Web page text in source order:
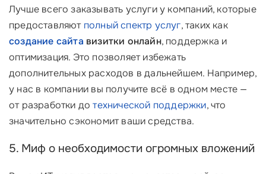
Лучше всего заказывать услуги у компаний, которые
предоставляют полный спектр услуг, таких как
создание сайта визитки онлайн, поддержка и
оптимизация. Это позволяет избежать
дополнительных расходов в дальнейшем. Например,
у нас в компании вы получите всё в одном месте —
от разработки дотехнической поддержки, что
значительно сэкономит ваши средства.
5. Миф о необходимости огромных вложений